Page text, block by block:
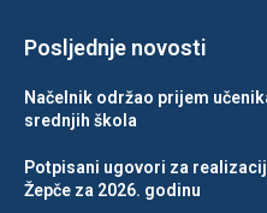
Posljednje novosti
Načelnik održao prijem
srednjih škola
Potpisani ugovori za
Žepče za 2026. godinu